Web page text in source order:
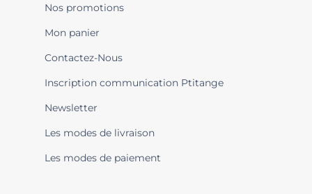
Nos promotions
Mon panier
Contactez-Nous
Inscription communication Ptitange
Newsletter
Les modes de livraison
Les modes de paiement